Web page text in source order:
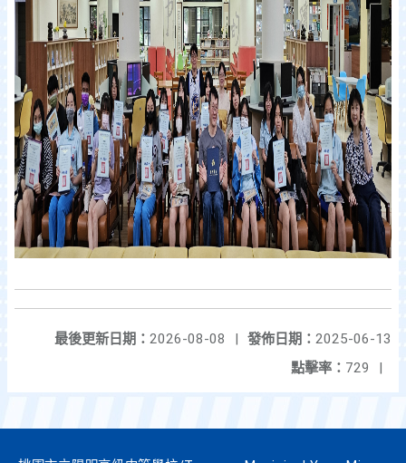
發佈日期： 2025-06-13
最後更新日期： 2026-08-08
|
點擊率： 729 |